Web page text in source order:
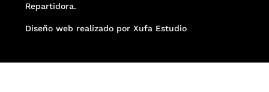
Repartidora.
Diseño web realizado por Xufa Estudio